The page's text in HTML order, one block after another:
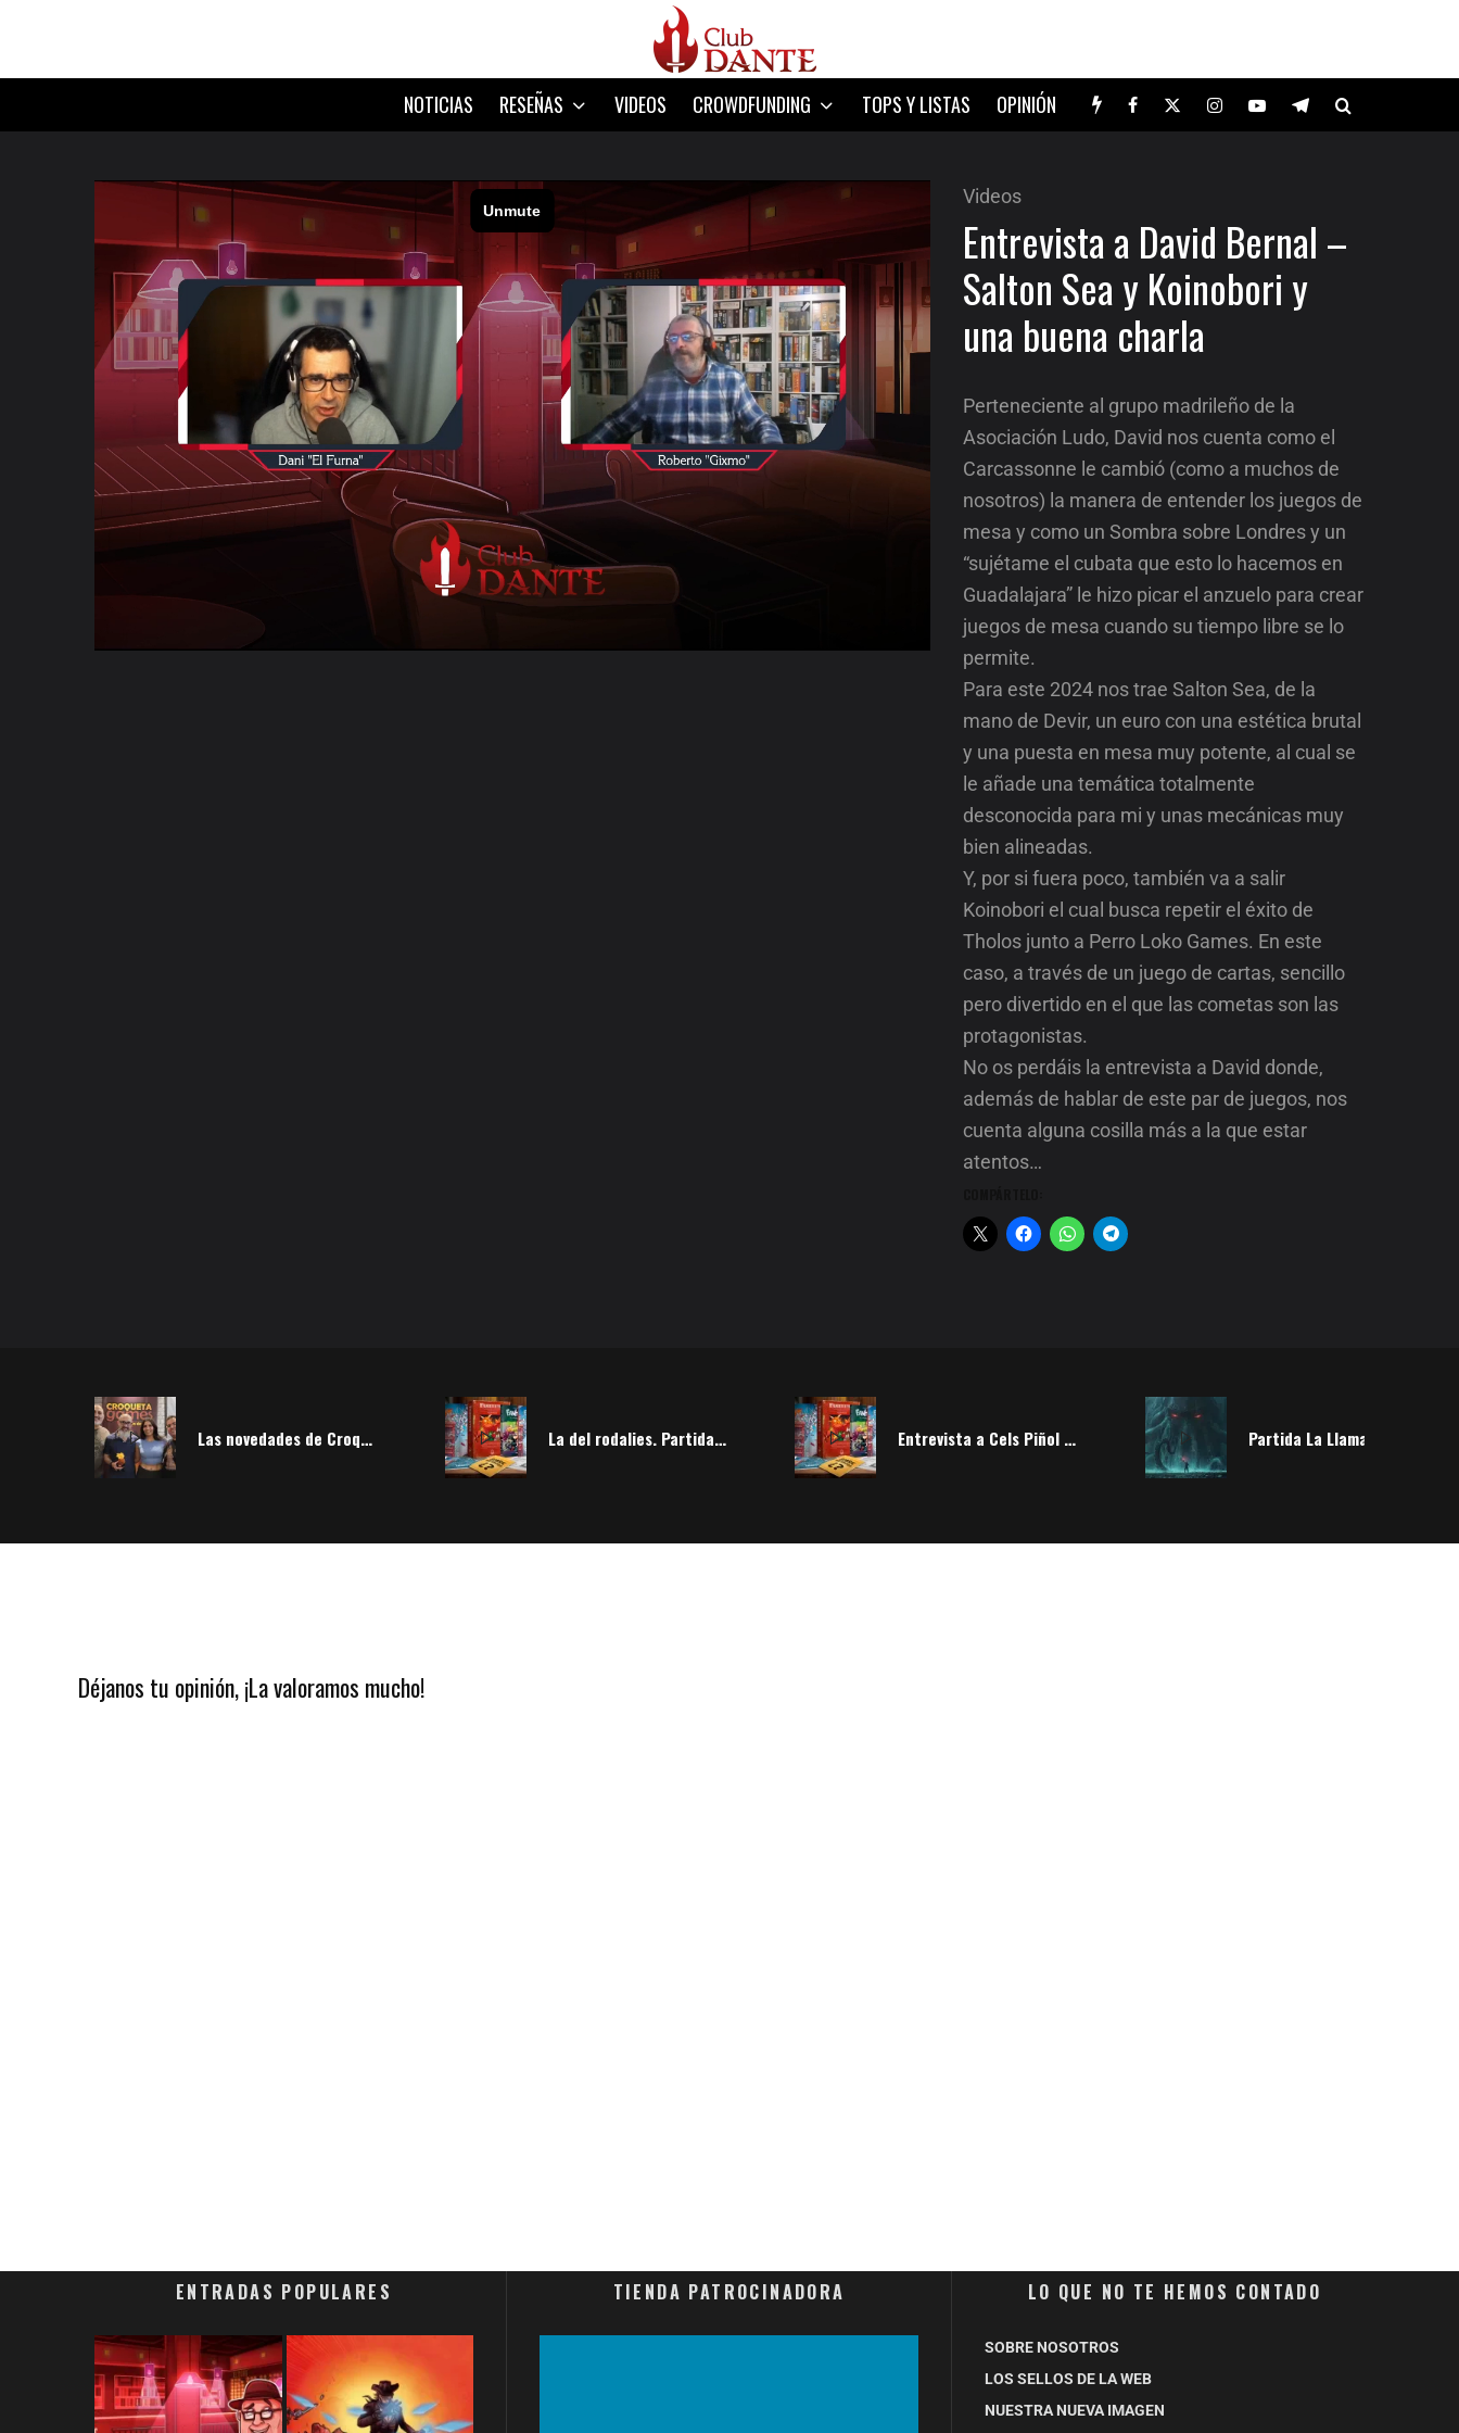
NOTICIAS RESEÑAS VIDEOS CROWDFUNDING TOPS Y LISTAS OPINIÓN
Videos
Entrevista a David Bernal –
Salton Sea y Koinobori y
una buena charla
Perteneciente al grupo madrileño de la
Asociación Ludo, David nos cuenta como el
Carcassonne le cambió (como a muchos de
nosotros) la manera de entender los juegos de
mesa y como un Sombra sobre Londres y un
“sujétame el cubata que esto lo hacemos en
Guadalajara” le hizo picar el anzuelo para crear
juegos de mesa cuando su tiempo libre se lo
permite.
Para este 2024 nos trae Salton Sea, de la
mano de Devir, un euro con una estética brutal
y una puesta en mesa muy potente, al cual se
le añade una temática totalmente
desconocida para mi y unas mecánicas muy
bien alineadas.
Y, por si fuera poco, también va a salir
Koinobori el cual busca repetir el éxito de
Tholos junto a Perro Loko Games. En este
caso, a través de un juego de cartas, sencillo
pero divertido en el que las cometas son las
protagonistas.
No os perdáis la entrevista a David donde,
además de hablar de este par de juegos, nos
cuenta alguna cosilla más a la que estar
atentos…
Las novedades de Croqueta Games de 2026 La del rodalies. Partida de Fanhunter Entrevista a Cels Piñol y Álvaro Lomán
Déjanos tu opinión, ¡La valoramos mucho!
ENTRADAS POPULARES TIENDA PATROCINADORA LO QUE NO TE HEMOS CONTADO
SOBRE NOSOTROS
LOS SELLOS DE LA WEB
NUESTRA NUEVA IMAGEN